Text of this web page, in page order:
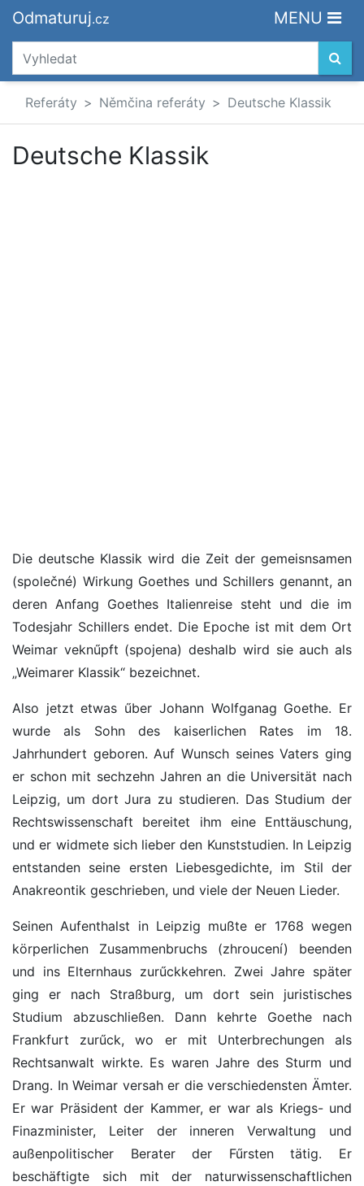
Odmaturuj.cz MENU
Referáty Němčina referáty Deutsche Klassik
Deutsche Klassik
Die deutsche Klassik wird die Zeit der gemeisnsamen
(společné) Wirkung Goethes und Schillers genannt, an
deren Anfang Goethes Italienreise steht und die im
Todesjahr Schillers endet. Die Epoche ist mit dem Ort
Weimar veknűpft (spojena) deshalb wird sie auch als
„Weimarer Klassik“ bezeichnet.
Also jetzt etwas űber Johann Wolfganag Goethe. Er
wurde als Sohn des kaiserlichen Rates im 18.
Jahrhundert geboren. Auf Wunsch seines Vaters ging
er schon mit sechzehn Jahren an die Universität nach
Leipzig, um dort Jura zu studieren. Das Studium der
Rechtswissenschaft bereitet ihm eine Enttäuschung,
und er widmete sich lieber den Kunststudien. In Leipzig
entstanden seine ersten Liebesgedichte, im Stil der
Anakreontik geschrieben, und viele der Neuen Lieder.
Seinen Aufenthalst in Leipzig mußte er 1768 wegen
körperlichen Zusammenbruchs (zhroucení) beenden
und ins Elternhaus zurűckkehren. Zwei Jahre später
ging er nach Straßburg, um dort sein juristisches
Studium abzuschließen. Dann kehrte Goethe nach
Frankfurt zurűck, wo er mit Unterbrechungen als
Rechtsanwalt wirkte. Es waren Jahre des Sturm und
Drang. In Weimar versah er die verschiedensten Ämter.
Er war Präsident der Kammer, er war als Kriegs- und
Finazminister, Leiter der inneren Verwaltung und
außenpolitischer Berater der Fűrsten tätig. Er
beschäftigte sich mit der naturwissenschaftlichen